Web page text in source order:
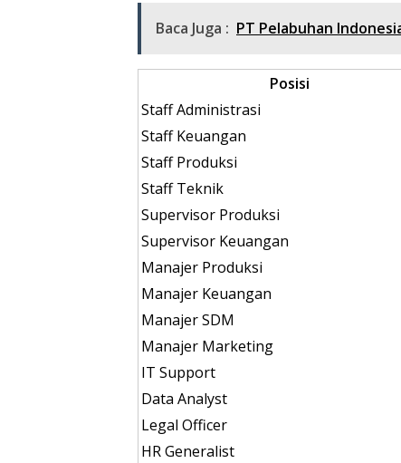
Baca Juga : PT Pelabuhan
Posisi
Staff Administrasi
Staff Keuangan
Staff Produksi
Staff Teknik
Supervisor Produksi
Supervisor Keuangan
Manajer Produksi
Manajer Keuangan
Manajer SDM
Manajer Marketing
IT Support
Data Analyst
Legal Officer
HR Generalist